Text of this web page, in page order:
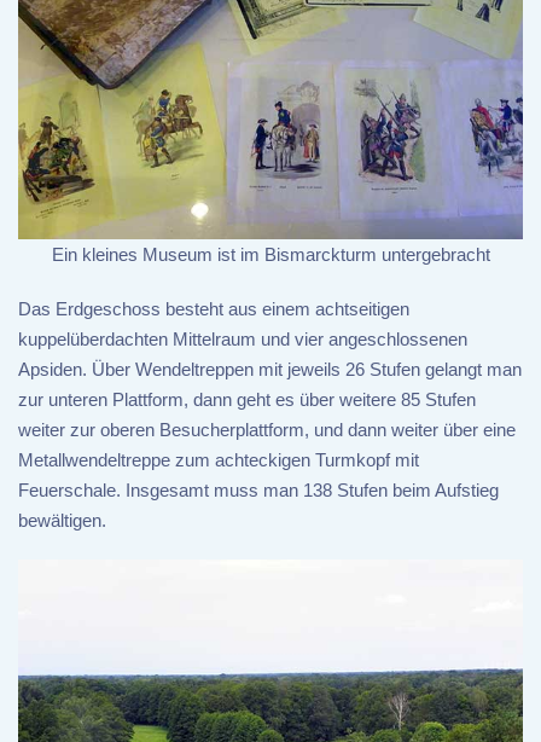
Ein kleines Museum ist im Bismarckturm untergebracht
Das Erdgeschoss besteht aus einem achtseitigen
kuppelüberdachten Mittelraum und vier angeschlossenen
Apsiden. Über Wendeltreppen mit jeweils 26 Stufen gelangt man
zur unteren Plattform, dann geht es über weitere 85 Stufen
weiter zur oberen Besucherplattform, und dann weiter über eine
Metallwendeltreppe zum achteckigen Turmkopf mit
Feuerschale. Insgesamt muss man 138 Stufen beim Aufstieg
bewältigen.